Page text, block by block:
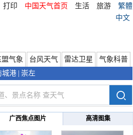
打印 中国天气首页 生活 旅游
繁體
中文
盟气象 台风天气 雷达卫星
气象科普
城港 崇左
广西焦点图片 高清图集